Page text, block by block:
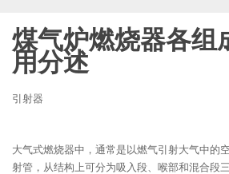
煤气炉燃烧器各组
用分述
引射器
大气式燃烧器中，通常是以燃气引射大气中的
射管，从结构上可分为吸入段、喉部和混合段三